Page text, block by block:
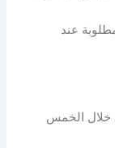
عند
خلال الخمس